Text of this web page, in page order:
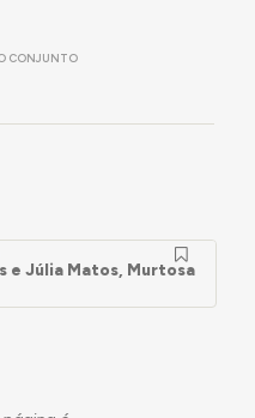
CONJUNTO
e Júlia Matos, Murtosa